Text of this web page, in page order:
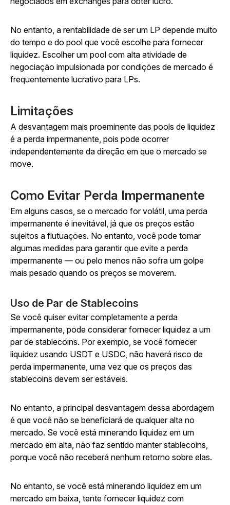
No entanto, a rentabilidade de ser um LP depende muito
do tempo e do pool que você escolhe para fornecer
liquidez. Escolher um pool com alta atividade de
negociação impulsionada por condições de mercado é
frequentemente lucrativo para LPs.
Limitações
A desvantagem mais proeminente das pools de liquidez
é a perda impermanente, pois pode ocorrer
independentemente da direção em que o mercado se
move.
Como Evitar Perda Impermanente
Em alguns casos, se o mercado for volátil, uma perda
impermanente é inevitável, já que os preços estão
sujeitos a flutuações. No entanto, você pode tomar
algumas medidas para garantir que evite a perda
impermanente — ou pelo menos não sofra um golpe
mais pesado quando os preços se moverem.
Uso de Par de Stablecoins
Se você quiser evitar completamente a perda
impermanente, pode considerar fornecer liquidez a um
par de stablecoins. Por exemplo, se você fornecer
liquidez usando USDT e USDC, não haverá risco de
perda impermanente, uma vez que os preços das
stablecoins devem ser estáveis.
No entanto, a principal desvantagem dessa abordagem
é que você não se beneficiará de qualquer alta no
mercado. Se você está minerando liquidez em um
mercado em alta, não faz sentido manter stablecoins,
porque você não receberá nenhum retorno sobre elas.
No entanto, se você está minerando liquidez em um
mercado em baixa, tente fornecer liquidez com